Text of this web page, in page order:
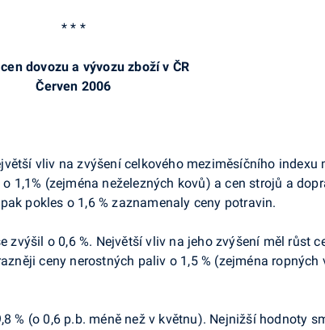
* * *
dovozu a vývozu zboží v ČR
Červen 2006
vliv na zvýšení celkového meziměsíčního
1,1% (zejména neželezných kovů) a cen strojů a
pokles o 1,6 % zaznamenaly ceny potravin.
zvýšil o 0,6 %. Největší vliv na jeho zvýšení měl růst
ceny nerostných paliv o 1,5 % (zejména
% (o 0,6 p.b. méně než v květnu). Nejnižší hodnoty